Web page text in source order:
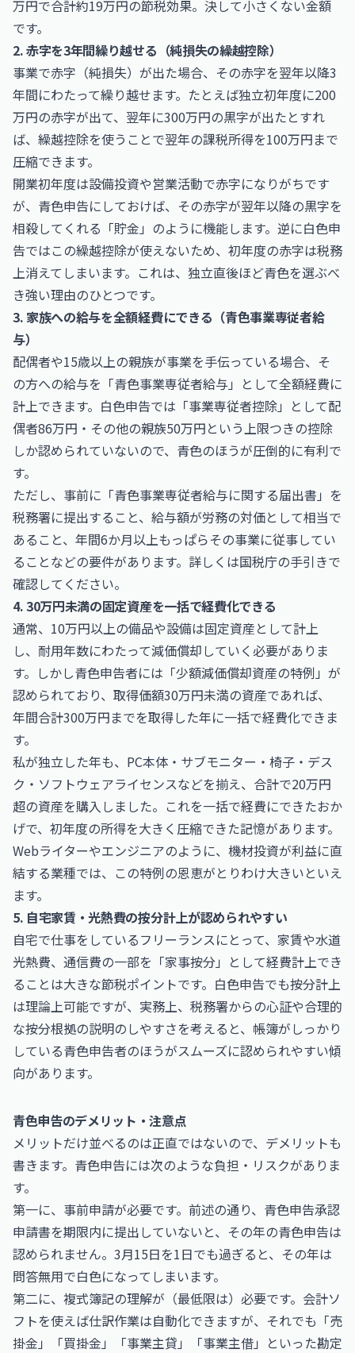
万円で合計約19万円の節税効果。決して小さくない金額
です。
2. 赤字を3年間繰り越せる（純損失の繰越控除）
事業で赤字（純損失）が出た場合、その赤字を翌年以降3
年間にわたって繰り越せます。たとえば独立初年度に200
万円の赤字が出て、翌年に300万円の黒字が出たとすれ
ば、繰越控除を使うことで翌年の課税所得を100万円まで
圧縮できます。
開業初年度は設備投資や営業活動で赤字になりがちです
が、青色申告にしておけば、その赤字が翌年以降の黒字を
相殺してくれる「貯金」のように機能します。逆に白色申
告ではこの繰越控除が使えないため、初年度の赤字は税務
上消えてしまいます。これは、独立直後ほど青色を選ぶべ
き強い理由のひとつです。
3. 家族への給与を全額経費にできる（青色事業専従者給
与）
配偶者や15歳以上の親族が事業を手伝っている場合、そ
の方への給与を「青色事業専従者給与」として全額経費に
計上できます。白色申告では「事業専従者控除」として配
偶者86万円・その他の親族50万円という上限つきの控除
しか認められていないので、青色のほうが圧倒的に有利で
す。
ただし、事前に「青色事業専従者給与に関する届出書」を
税務署に提出すること、給与額が労務の対価として相当で
あること、年間6か月以上もっぱらその事業に従事してい
ることなどの要件があります。詳しくは国税庁の手引きで
確認してください。
4. 30万円未満の固定資産を一括で経費化できる
通常、10万円以上の備品や設備は固定資産として計上
し、耐用年数にわたって減価償却していく必要がありま
す。しかし青色申告者には「少額減価償却資産の特例」が
認められており、取得価額30万円未満の資産であれば、
年間合計300万円までを取得した年に一括で経費化できま
す。
私が独立した年も、PC本体・サブモニター・椅子・デス
ク・ソフトウェアライセンスなどを揃え、合計で20万円
超の資産を購入しました。これを一括で経費にできたおか
げで、初年度の所得を大きく圧縮できた記憶があります。
Webライターやエンジニアのように、機材投資が利益に直
結する業種では、この特例の恩恵がとりわけ大きいといえ
ます。
5. 自宅家賃・光熱費の按分計上が認められやすい
自宅で仕事をしているフリーランスにとって、家賃や水道
光熱費、通信費の一部を「家事按分」として経費計上でき
ることは大きな節税ポイントです。白色申告でも按分計上
は理論上可能ですが、実務上、税務署からの心証や合理的
な按分根拠の説明のしやすさを考えると、帳簿がしっかり
している青色申告者のほうがスムーズに認められやすい傾
向があります。
青色申告のデメリット・注意点
メリットだけ並べるのは正直ではないので、デメリットも
書きます。青色申告には次のような負担・リスクがありま
す。
第一に、事前申請が必要です。前述の通り、青色申告承認
申請書を期限内に提出していないと、その年の青色申告は
認められません。3月15日を1日でも過ぎると、その年は
問答無用で白色になってしまいます。
第二に、複式簿記の理解が（最低限は）必要です。会計ソ
フトを使えば仕訳作業は自動化できますが、それでも「売
掛金」「買掛金」「事業主貸」「事業主借」といった勘定